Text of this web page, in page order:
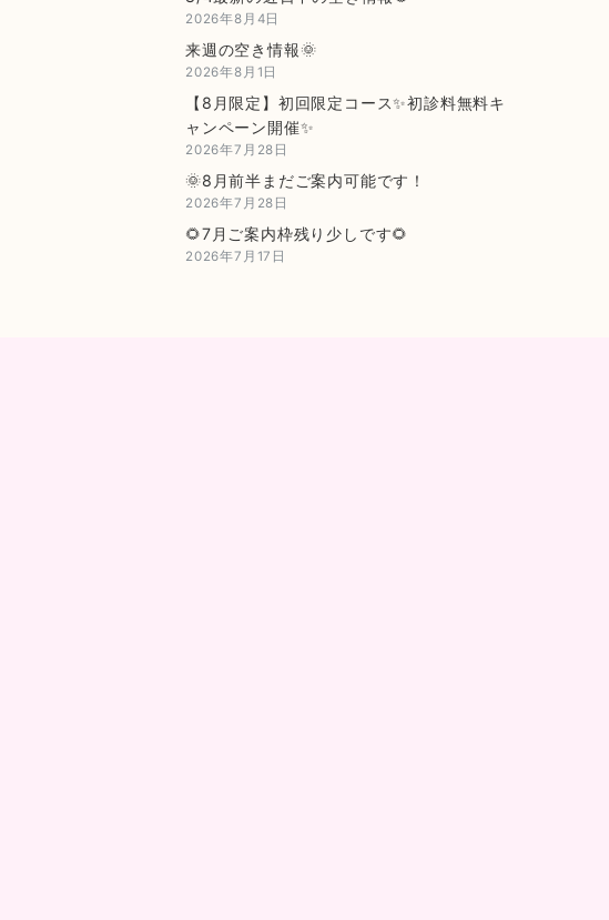
2026年8月4日
来週の空き情報🌞
2026年8月1日
【8月限定】初回限定コース✨初診料無料キ
ャンペーン開催✨
2026年7月28日
🌞8月前半まだご案内可能です！
2026年7月28日
🌻7月ご案内枠残り少しです🌻
2026年7月17日